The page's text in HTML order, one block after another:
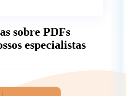
sobre PDFs
especialistas